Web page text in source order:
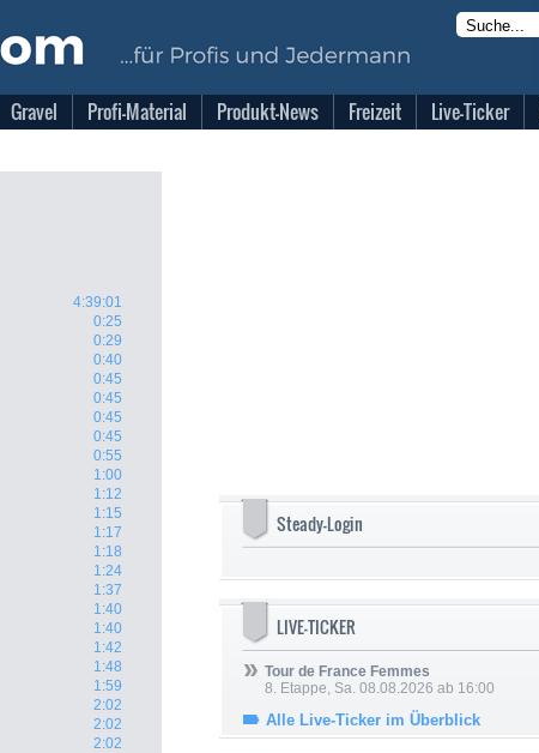
Gravel Profi-Material Produkt-News Freizeit Live-Ticker
4:39:01
0:25
0:29
0:40
0:45
0:45
0:45
0:45
0:55
1:00
1:12
1:15
1:17
1:18
1:24
1:37
1:40
1:40
1:42
1:48
1:59
2:02
2:02
2:02
Steady-Login
LIVE-TICKER
Tour de France Femmes
8. Etappe, Sa. 08.08.2026 ab 16:00
Alle Live-Ticker im Überblick